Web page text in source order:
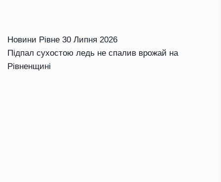
Новини Рівне 30 Липня 2026
Підпал сухостою ледь не спалив врожай на
Рівненщині